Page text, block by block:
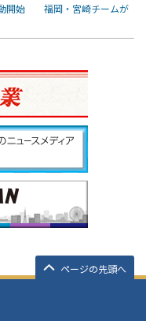
動開始 福岡・宮崎チームが
ページの先頭へ